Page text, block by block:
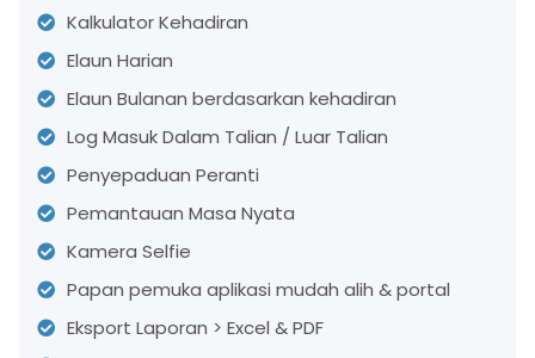
Kalkulator Kehadiran
Elaun Harian
Elaun Bulanan berdasarkan kehadiran
Log Masuk Dalam Talian / Luar Talian
Penyepaduan Peranti
Pemantauan Masa Nyata
Kamera Selfie
Papan pemuka aplikasi mudah alih & portal
Eksport Laporan > Excel & PDF